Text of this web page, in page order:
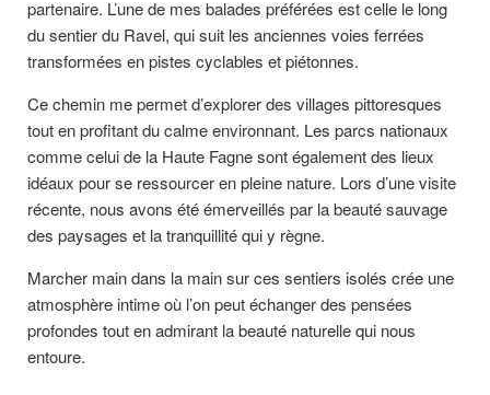
partenaire. L’une de mes balades préférées est celle le long
du sentier du Ravel, qui suit les anciennes voies ferrées
transformées en pistes cyclables et piétonnes.
Ce chemin me permet d’explorer des villages pittoresques
tout en profitant du calme environnant. Les parcs nationaux
comme celui de la Haute Fagne sont également des lieux
idéaux pour se ressourcer en pleine nature. Lors d’une visite
récente, nous avons été émerveillés par la beauté sauvage
des paysages et la tranquillité qui y règne.
Marcher main dans la main sur ces sentiers isolés crée une
atmosphère intime où l’on peut échanger des pensées
profondes tout en admirant la beauté naturelle qui nous
entoure.